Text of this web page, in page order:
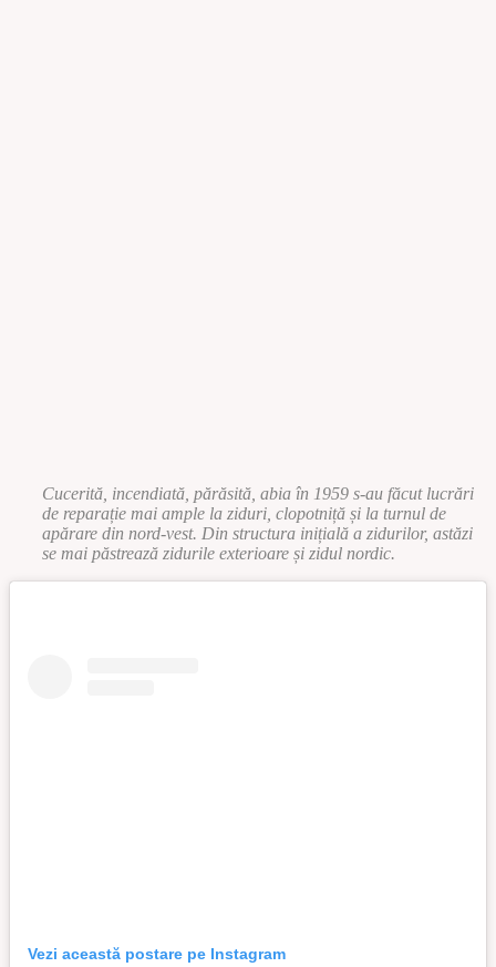
Cucerită, incendiată, părăsită, abia în 1959 s-au făcut lucrări
de reparație mai ample la ziduri, clopotniță și la turnul de
apărare din nord-vest. Din structura inițială a zidurilor, astăzi
se mai păstrează zidurile exterioare și zidul nordic.
Vezi această postare pe Instagram